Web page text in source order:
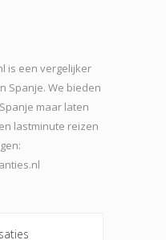
is een vergelijker
Spanje. We bieden
maar laten
lastminute reizen